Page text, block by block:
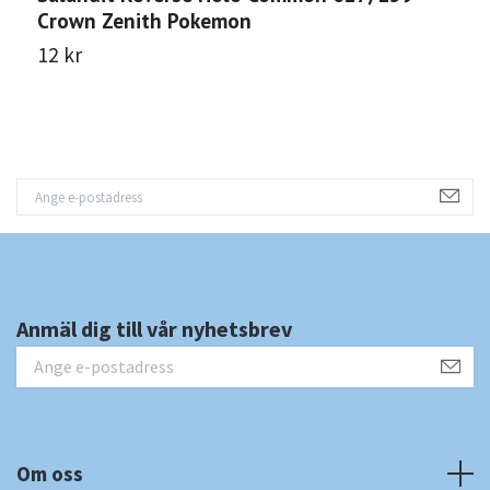
Crown Zenith Pokemon
12 kr
Anmäl dig till vår nyhetsbrev
Om oss